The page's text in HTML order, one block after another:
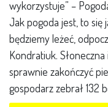
wykorzystuje” –
Jak pogoda jest, to się
będziemy leżeć,
Kondratiuk.
sprawnie zakończyć
gospodarz zebrał 132